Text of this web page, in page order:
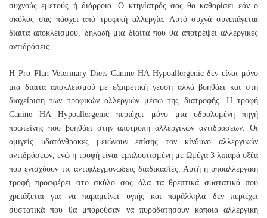
συχνούς εμετούς ή διάρροια. Ο κτηνίατρός σας θα καθορίσει εάν ο
σκύλος σας πάσχει από τροφική αλλεργία. Αυτό συχνά συνεπάγεται
δίαιτα αποκλεισμού, δηλαδή μια δίαιτα που θα αποτρέψει αλλεργικές
αντιδράσεις.
Η Pro Plan Veterinary Diets Canine HA Hypoallergenic δεν είναι μόνο
μια δίαιτα αποκλεισμού με εξαιρετική γεύση αλλά βοηθάει και στη
διαχείριση των τροφικών αλλεργιών μέσω της διατροφής. Η τροφή
Canine HA Hypoallergenic περιέχει μόνο μια υδρολυμένη πηγή
πρωτεΐνης που βοηθάει στην αποτροπή αλλεργικών αντιδράσεων. Οι
αμιγείς υδατάνθρακες μειώνουν επίσης τον κίνδυνο αλλεργικών
αντιδράσεων, ενώ η τροφή είναι εμπλουτισμένη με Ωμέγα 3 λιπαρά οξέα
που ενισχύουν τις αντιφλεγμονώδεις διαδικασίες. Αυτή η υποαλλεργική
τροφή προσφέρει στο σκύλο σας όλα τα θρεπτικά συστατικά που
χρειάζεται για να παραμείνει υγιής και παράλληλα δεν περιέχει
συστατικά που θα μπορούσαν να πυροδοτήσουν κάποια αλλεργική